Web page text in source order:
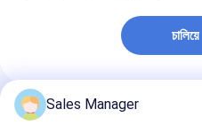
চালিয়ে
প্রস্তাবিত পণ্য
Sales Manager